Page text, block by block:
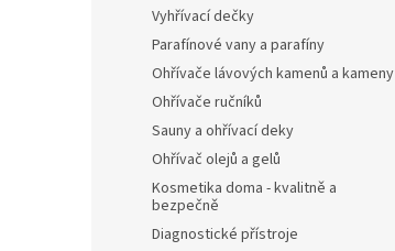
Vyhřívací dečky
Parafínové vany a parafíny
Ohřívače lávových kamenů a kameny
Ohřívače ručníků
Sauny a ohřívací deky
Ohřívač olejů a gelů
Kosmetika doma - kvalitně a
bezpečně
Diagnostické přístroje